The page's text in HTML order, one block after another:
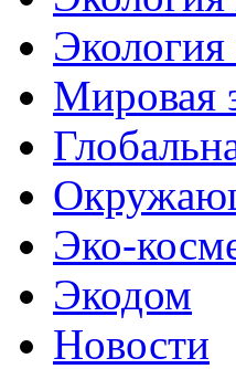
Мировая
Эко-
Экодом
Новости